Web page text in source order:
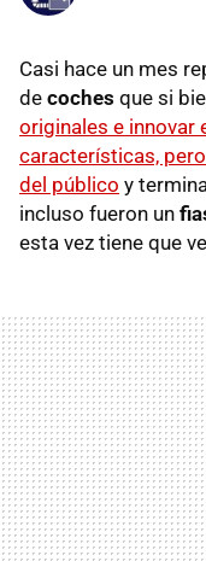
Casi hace un mes
de coches que si
originales e innovar
características,
del público y
incluso fueron un
esta vez tiene que